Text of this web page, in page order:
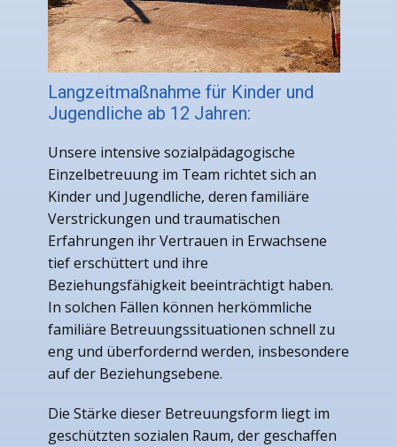
Langzeitmaßnahme für Kinder und
Jugendliche ab 12 Jahren:
Unsere intensive sozialpädagogische
Einzelbetreuung im Team richtet sich an
Kinder und Jugendliche, deren familiäre
Verstrickungen und traumatischen
Erfahrungen ihr Vertrauen in Erwachsene
tief erschüttert und ihre
Beziehungsfähigkeit beeinträchtigt haben.
In solchen Fällen können herkömmliche
familiäre Betreuungssituationen schnell zu
eng und überfordernd werden, insbesondere
auf der Beziehungsebene.
Die Stärke dieser Betreuungsform liegt im
geschützten sozialen Raum, der geschaffen